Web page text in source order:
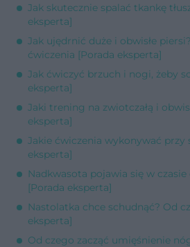
Jak skutecznie spalać tkankę
eksperta]
Jak ujędrnić duże i obwisłe
ćwiczenia [Porada eksperta]
Jak ćwiczyć brzuch i nogi, żeby
eksperta]
Jaki trening na zwiotczałą i
eksperta]
Jakie ćwiczenia wykonywać przy
eksperta]
Nadkwasota pojawia się w
[Porada eksperta]
Nastolatka chce schudnąć? Od
eksperta]
Od czego zacząć umięśnienie